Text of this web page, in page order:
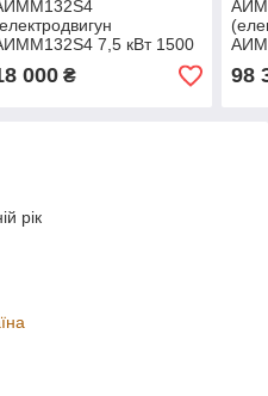
7,5 кВт 1500
000₴ 98
рік